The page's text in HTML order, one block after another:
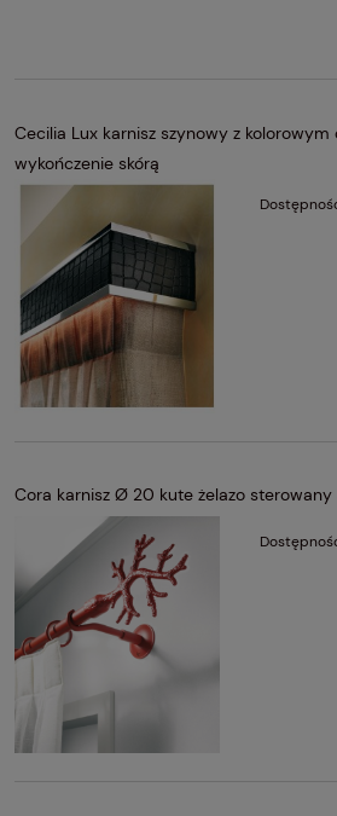
Cecilia Lux karnisz szynowy z kolorowym
wykończenie skórą
Cora karnisz Ø 20 kute żelazo sterowany